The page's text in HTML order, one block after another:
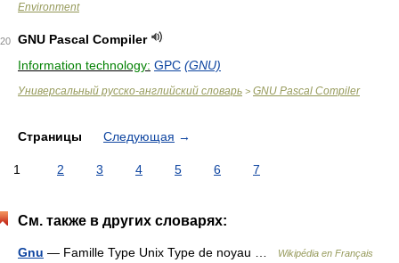
Environment
20
GNU Pascal Compiler
Information technology: GPC (GNU)
Универсальный русско-английский словарь > GNU Pascal Compiler
Страницы Следующая →
1 2 3 4 5 6 7
См. также в других словарях:
Gnu — Famille Type Unix Type de noyau … Wikipédia en Français